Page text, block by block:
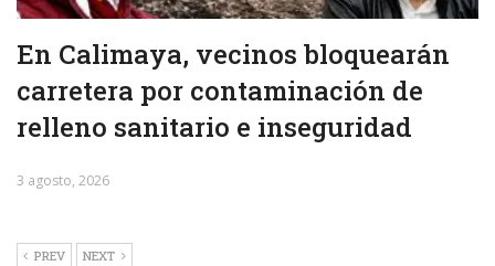
En Calimaya, vecinos bloquearán
carretera por contaminación de
relleno sanitario e inseguridad
3 agosto, 2026
PREV NEXT